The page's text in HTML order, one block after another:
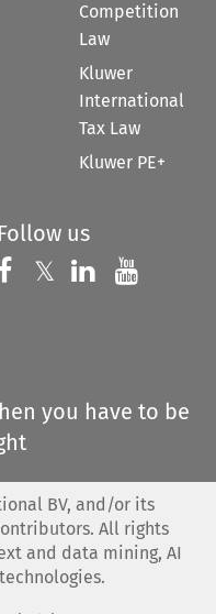
Competition
Law
Kluwer
International
Tax Law
Kluwer PE+
Follow us
Follow us on
𝕏 Follow us on
Follow us
you have to be
BV, and/or its
All rights
and data mining, AI